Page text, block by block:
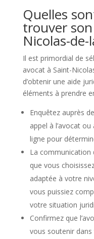
Quelles
trouver
Nicolas-de-
Il est primordial de
avocat à Saint-
d’obtenir une aide
éléments à prendre
Enquêtez auprès
appel à l’avocat
ligne pour
La communication
que vous
adaptée à votre
vous puissiez
votre situation
Confirmez que
vous soutenir